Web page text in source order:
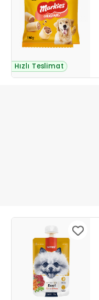
Hızlı Teslimat